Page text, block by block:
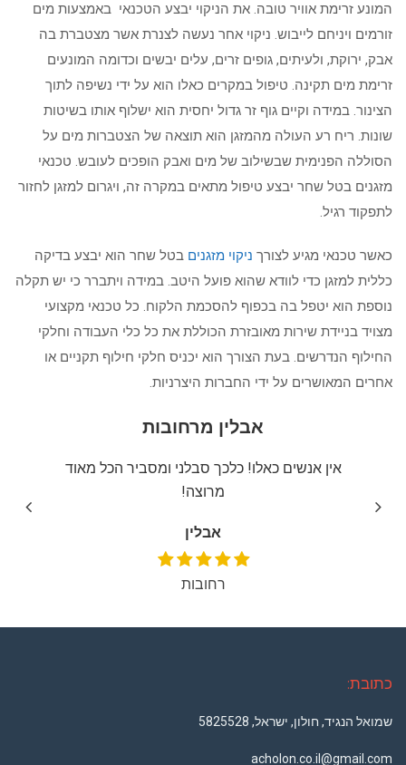
המונע זרימת אוויר טובה. את הניקוי יבצע הטכנאי באמצעות מים
זורמים ויניחם לייבוש. ניקוי אחר נעשה לצנרת אשר מצטברת בה
אבק, ירוקת, ולעיתים, גופים זרים, עלים יבשים וכדומה המונעים
זרימת מים תקינה. טיפול במקרים כאלו הוא על ידי נשיפה לתוך
הצינור. במידה וקיים גוף זר גדול יחסית הוא ישלוף אותו בשיטות
שונות. ריח רע העולה מהמזגן הוא תוצאה של הצטברות מים על
הסוללה הפנימית שבשילוב של מים ואבק הופכים לעובש. טכנאי
מזגנים בטל שחר יבצע טיפול מתאים במקרה זה, ויגרום למזגן לחזור
לתפקוד רגיל.
כאשר טכנאי מגיע לצורך ניקוי מזגנים בטל שחר הוא יבצע בדיקה
כללית למזגן כדי לוודא שהוא פועל היטב. במידה ויתברר כי יש תקלה
נוספת הוא יטפל בה בכפוף להסכמת הלקוח. כל טכנאי מקצועי
מצויד בניידת שירות מאובזרת הכוללת את כל כלי העבודה וחלקי
החילוף הנדרשים. בעת הצורך הוא יכניס חלקי חילוף תקניים או
אחרים המאושרים על ידי החברות היצרניות.
אבלין מרחובות
אין אנשים כאלו! כלכך סבלני ומסביר הכל מאוד
מרוצה!
אבלין
רחובות
כתובת:
שמואל הנגיד, חולון, ישראל, 5825528
acholon.co.il@gmail.com